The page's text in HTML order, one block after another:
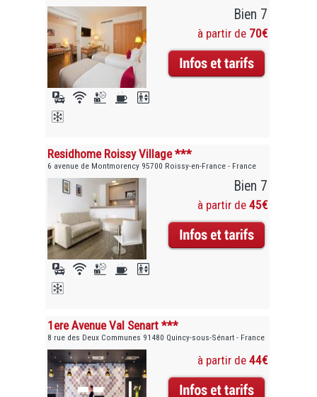
Bien 7
à partir de 70€
Residhome Roissy Village ***
6 avenue de Montmorency 95700 Roissy-en-France - France
Bien 7
à partir de 45€
1ere Avenue Val Senart ***
8 rue des Deux Communes 91480 Quincy-sous-Sénart - France
à partir de 44€